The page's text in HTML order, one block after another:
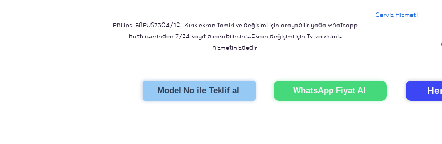
Philips 58PUS7304/12 Kırık ekran tamiri ve değişimi için arayabilir yada whatsapp
hattı üzerinden 7/24 kayıt bırakabilirsiniz.Ekran değişimi için Tv servisimiz
hizmetinizdedir.
İl dışı gönderimler
Servis Hizmeti
için bizi aramanız
Model No ile Teklif al WhatsApp Fiyat Al